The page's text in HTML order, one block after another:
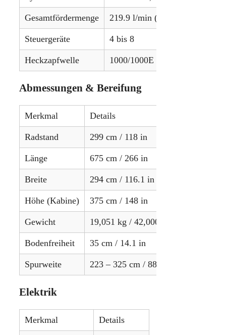
Gesamtfördermenge 219.9 l/min (Standard) / 439.8
Steuergeräte 4 bis 8
Heckzapfwelle 1000/1000E U/min
Abmessungen & Bereifung
Merkmal Details
Radstand 299 cm / 118 in
Länge 675 cm / 266 in
Breite 294 cm / 116.1 in
Höhe (Kabine) 375 cm / 148 in
Gewicht 19,051 kg / 42,000 lbs
Bodenfreiheit 35 cm / 14.1 in
Spurweite 223 – 325 cm / 88 – 128 in
Elektrik
Merkmal Details